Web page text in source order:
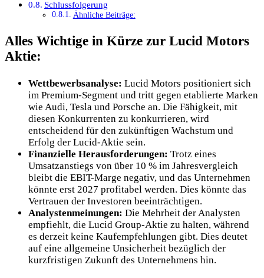
Schlussfolgerung
Ähnliche Beiträge:
Alles Wichtige in Kürze zur Lucid Motors
Aktie:
Wettbewerbsanalyse: Lucid Motors positioniert sich
im Premium-Segment und tritt gegen etablierte Marken
wie Audi, Tesla und Porsche an. Die Fähigkeit, mit
diesen Konkurrenten zu konkurrieren, wird
entscheidend für den zukünftigen Wachstum und
Erfolg der Lucid-Aktie sein.
Finanzielle Herausforderungen: Trotz eines
Umsatzanstiegs von über 10 % im Jahresvergleich
bleibt die EBIT-Marge negativ, und das Unternehmen
könnte erst 2027 profitabel werden. Dies könnte das
Vertrauen der Investoren beeinträchtigen.
Analystenmeinungen: Die Mehrheit der Analysten
empfiehlt, die Lucid Group-Aktie zu halten, während
es derzeit keine Kaufempfehlungen gibt. Dies deutet
auf eine allgemeine Unsicherheit bezüglich der
kurzfristigen Zukunft des Unternehmens hin.